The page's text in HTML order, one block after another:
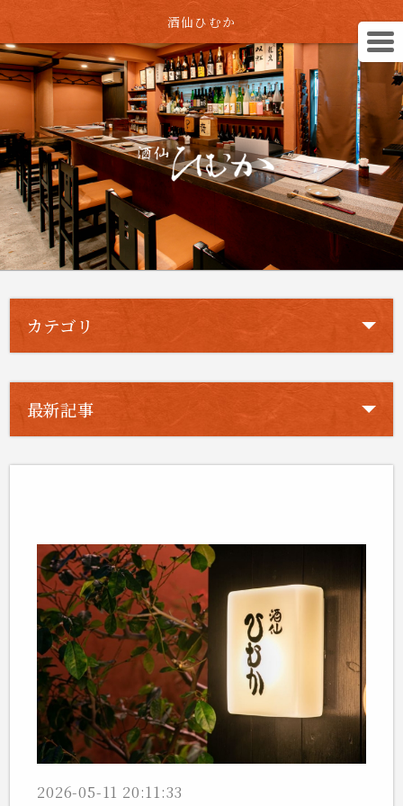
酒仙ひむか
カテゴリ
最新記事
2026-05-11 20:11:33